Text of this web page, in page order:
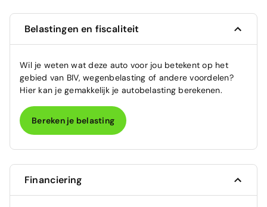
Belastingen en fiscaliteit
Wil je weten wat deze auto voor jou betekent op het
gebied van BIV, wegenbelasting of andere voordelen?
Hier kan je gemakkelijk je autobelasting berekenen.
Bereken je belasting
Financiering